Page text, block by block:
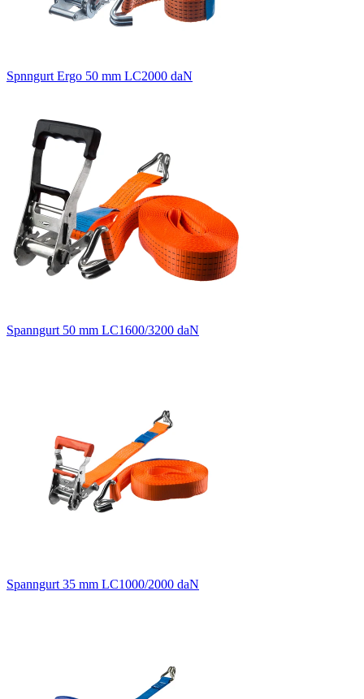
Spnngurt Ergo 50 mm LC2000 daN
Spanngurt 50 mm LC1600/3200 daN
Spanngurt 35 mm LC1000/2000 daN